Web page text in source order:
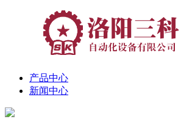
产品中心
新闻中心